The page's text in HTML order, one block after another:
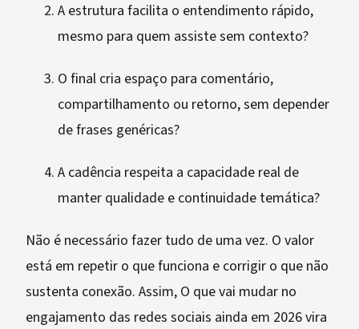
A estrutura facilita o entendimento rápido,
mesmo para quem assiste sem contexto?
O final cria espaço para comentário,
compartilhamento ou retorno, sem depender
de frases genéricas?
A cadência respeita a capacidade real de
manter qualidade e continuidade temática?
Não é necessário fazer tudo de uma vez. O valor
está em repetir o que funciona e corrigir o que não
sustenta conexão. Assim, O que vai mudar no
engajamento das redes sociais ainda em 2026 vira